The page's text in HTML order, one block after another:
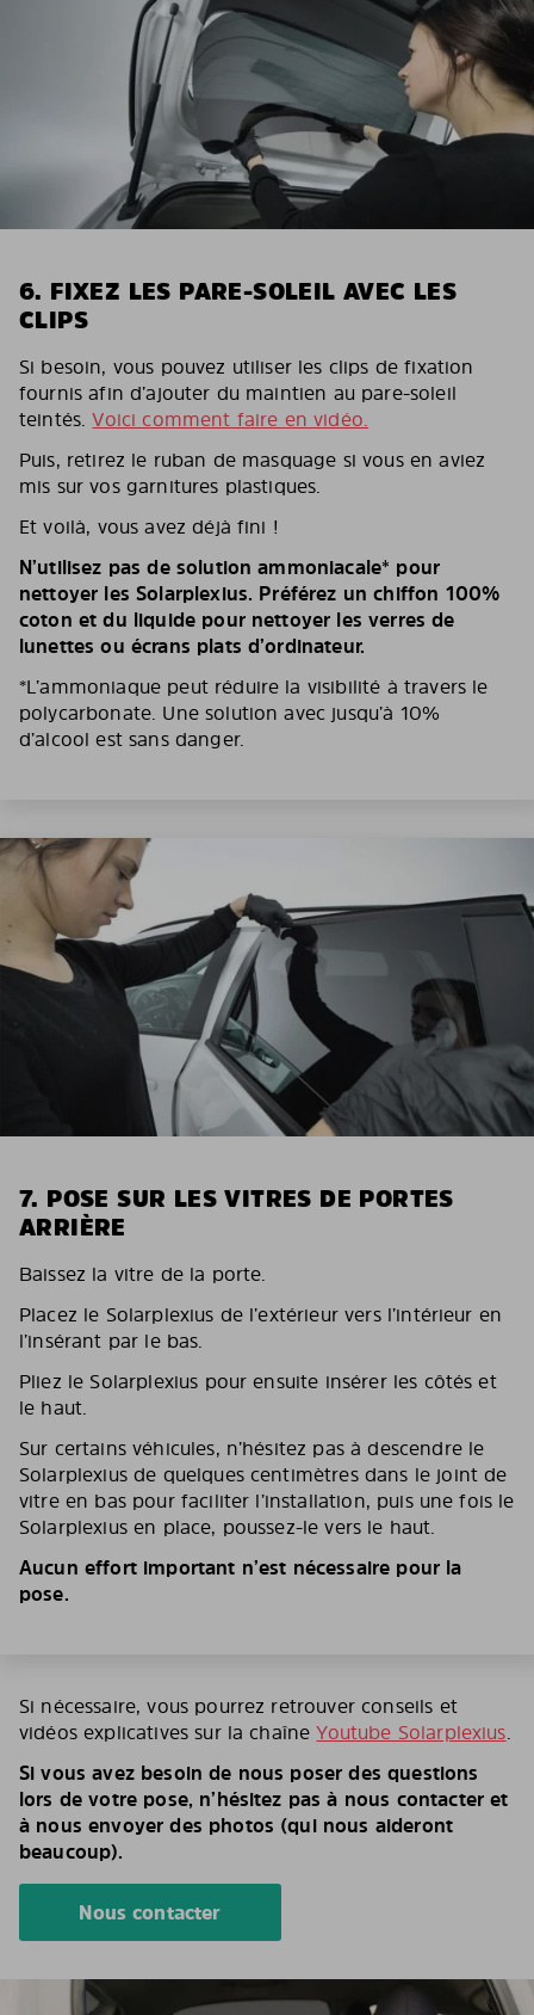
6. FIXEZ LES PARE-SOLEIL AVEC LES
CLIPS
Si besoin, vous pouvez utiliser les clips de fixation
fournis afin d’ajouter du maintien au pare-soleil
teintés.Voici comment faire en vidéo.
Puis, retirez le ruban de masquage si vous en aviez
mis sur vos garnitures plastiques.
Et voilà, vous avez déjà fini !
N’utilisez pas de solution ammoniacale* pour
nettoyer les Solarplexius. Préférez un chiffon 100%
coton et du liquide pour nettoyer les verres de
lunettes ou écrans plats d’ordinateur.
*L’ammoniaque peut réduire la visibilité à travers le
polycarbonate. Une solution avec jusqu’à 10%
d’alcool est sans danger.
7. POSE SUR LES VITRES DE PORTES
ARRIÈRE
Baissez la vitre de la porte.
Placez le Solarplexius de l’extérieur vers l’intérieur en
l’insérant par le bas.
Pliez le Solarplexius pour ensuite insérer les côtés et
le haut.
Sur certains véhicules, n’hésitez pas à descendre le
Solarplexius de quelques centimètres dans le joint de
vitre en bas pour faciliter l’installation, puis une fois le
Solarplexius en place, poussez-le vers le haut.
Aucun effort important n’est nécessaire pour la
pose.
Si nécessaire, vous pourrez retrouver conseils et
vidéos explicatives sur la chaîneYoutube Solarplexius.
Si vous avez besoin de nous poser des questions
lors de votre pose, n’hésitez pas à nous contacter et
à nous envoyer des photos (qui nous aideront
beaucoup).
Nous contacter